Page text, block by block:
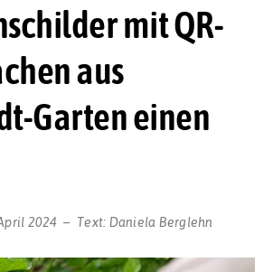
mit QR-
aus
Garten einen
2024 Text: Daniela Berglehn